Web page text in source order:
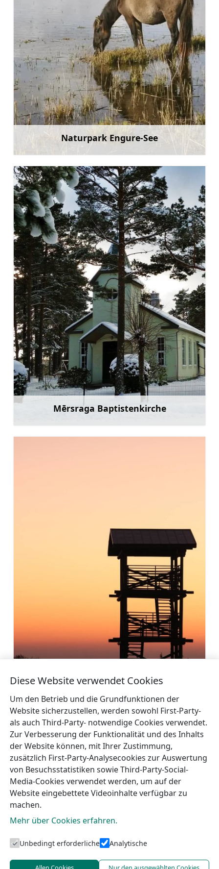
Naturpark Engure-See
Mehr
Mērsraga Baptistenkirche
Vogelbeobachtungsturm in Mērsrags
←Lūrmaņi
Quelle
Werkstatt der Webergruppe
„Talse“→
Touristeninformation von Talsi
Diese Website verwendet Cookies
Um den Betrieb und die Grundfunktionen der
Website sicherzustellen, werden sowohl First-Party-
als auch Third-Party- notwendige Cookies verwendet.
Zur Verbesserung der Funktionalität und des Inhalts
der Website können, mit Ihrer Zustimmung,
zusätzlich First-Party-Analysecookies zur Auswertung
von Besuchsstatistiken sowie Third-Party-Social-
Media-Cookies verwendet werden, um auf der
Website eingebettete Videoinhalte verfügbar zu
machen.
Mehr über Cookies erfahren.
Unbedingt erforderliche Analytische